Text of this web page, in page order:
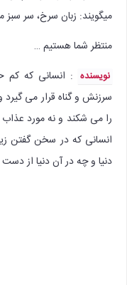
میگویند: زبان سرخ، سر سبز
منتظر شما هستیم …
نویسنده :‌ انسانی که
سرزنش و گناه قرار می گیرد
را می شکند و نه مورد
انسانی که در سخن گفتن
دنیا و چه در آن دنیا از